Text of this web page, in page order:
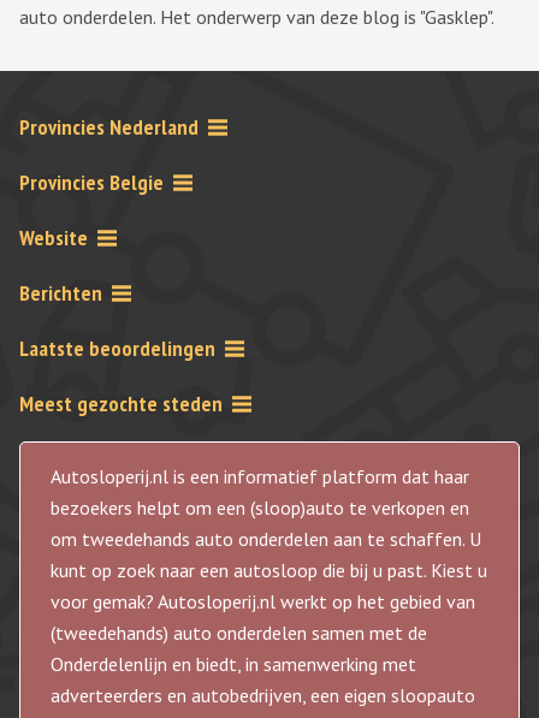
auto onderdelen. Het onderwerp van deze blog is "Gasklep".
Provincies Nederland
Provincies Belgie
Website
Berichten
Laatste beoordelingen
Meest gezochte steden
Autosloperij.nl is een informatief platform dat haar
bezoekers helpt om een (sloop)auto te verkopen en
om tweedehands auto onderdelen aan te schaffen. U
kunt op zoek naar een autosloop die bij u past. Kiest u
voor gemak? Autosloperij.nl werkt op het gebied van
(tweedehands) auto onderdelen samen met de
Onderdelenlijn en biedt, in samenwerking met
adverteerders en autobedrijven, een eigen sloopauto